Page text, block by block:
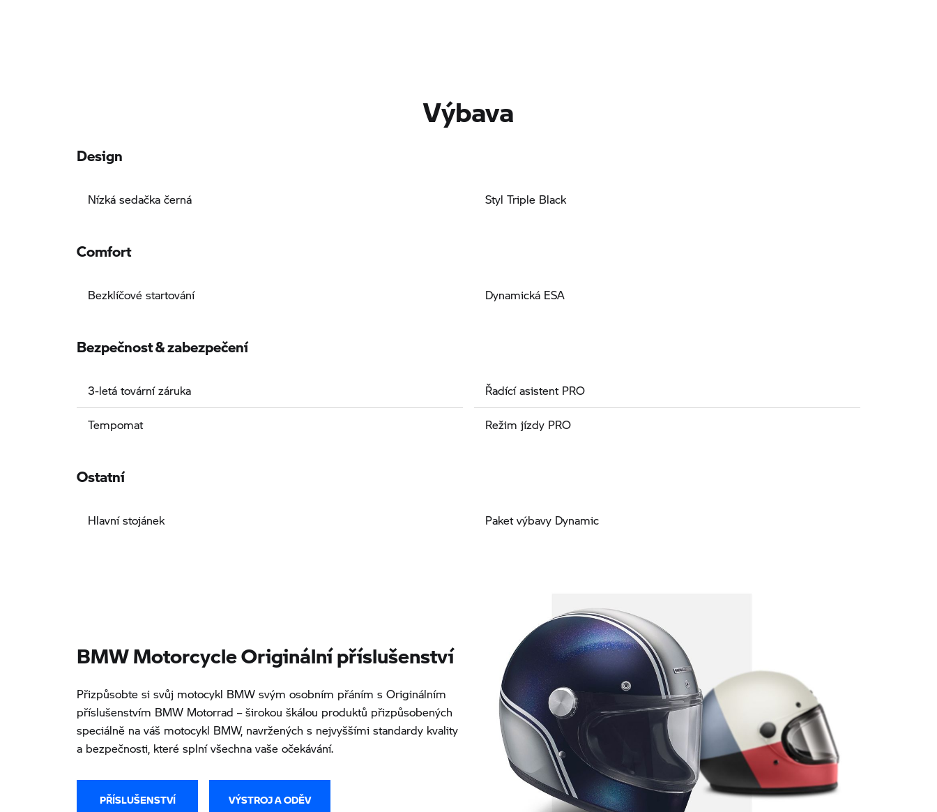
Výbava
Design
Nízká sedačka černá Styl Triple Black
Comfort
Bezklíčové startování Dynamická ESA
Bezpečnost & zabezpečení
3-letá tovární záruka
Tempomat
Řadící asistent PRO
Režim jízdy PRO
Ostatní
Hlavní stojánek Paket výbavy Dynamic
BMW Motorcycle Originální příslušenství
Přizpůsobte si svůj motocykl BMW svým osobním přáním s Originálním
příslušenstvím BMW Motorrad – širokou škálou produktů přizpůsobených
speciálně na váš motocykl BMW, navržených s nejvyššími standardy kvality
a bezpečnosti, které splní všechna vaše očekávání.
PŘÍSLUŠENSTVÍ VÝSTROJ A ODĚV